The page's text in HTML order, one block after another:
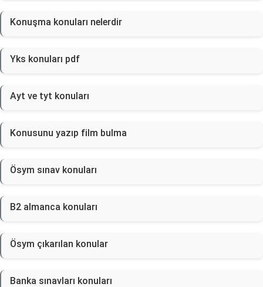
Konuşma konuları nelerdir
Yks konuları pdf
Ayt ve tyt konuları
Konusunu yazıp film bulma
Ösym sınav konuları
B2 almanca konuları
Ösym çıkarılan konular
Banka sınavları konuları